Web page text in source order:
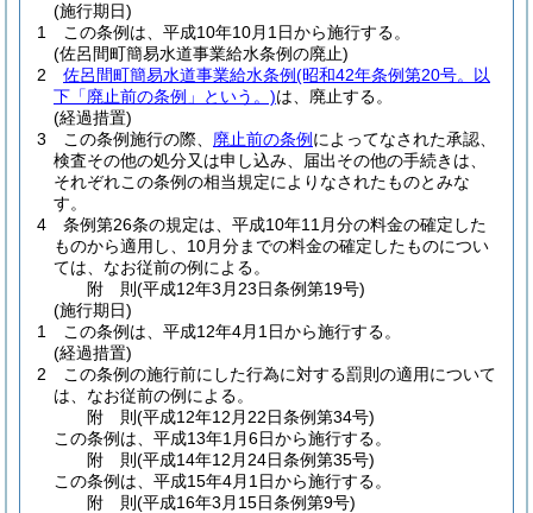
(施行期日)
1
この条例は、平成10年10月1日から施行する。
(佐呂間町簡易水道事業給水条例の廃止)
2
佐呂間町簡易水道事業給水条例(昭和42年条例第20号。以
下「廃止前の条例」という。)は、廃止する。
(経過措置)
3
この条例施行の際、 廃止前の条例 によってなされた承認、
検査その他の処分又は申し込み、届出その他の手続きは、
それぞれこの条例の相当規定によりなされたものとみな
す。
4
条例第26条の規定は、平成10年11月分の料金の確定した
ものから適用し、10月分までの料金の確定したものについ
ては、なお従前の例による。
附 則(平成12年3月23日条例第19号)
(施行期日)
1
この条例は、平成12年4月1日から施行する。
(経過措置)
2
この条例の施行前にした行為に対する罰則の適用について
は、なお従前の例による。
附 則(平成12年12月22日条例第34号)
この条例は、平成13年1月6日から施行する。
附 則(平成14年12月24日条例第35号)
この条例は、平成15年4月1日から施行する。
附 則(平成16年3月15日条例第9号)